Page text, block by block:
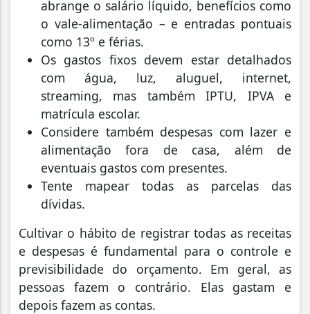
abrange o salário líquido, benefícios como
o vale-alimentação – e entradas pontuais
como 13º e férias.
Os gastos fixos devem estar detalhados
com água, luz, aluguel, internet,
streaming, mas também IPTU, IPVA e
matrícula escolar.
Considere também despesas com lazer e
alimentação fora de casa, além de
eventuais gastos com presentes.
Tente mapear todas as parcelas das
dívidas.
Cultivar o hábito de registrar todas as receitas
e despesas é fundamental para o controle e
previsibilidade do orçamento. Em geral, as
pessoas fazem o contrário. Elas gastam e
depois fazem as contas.